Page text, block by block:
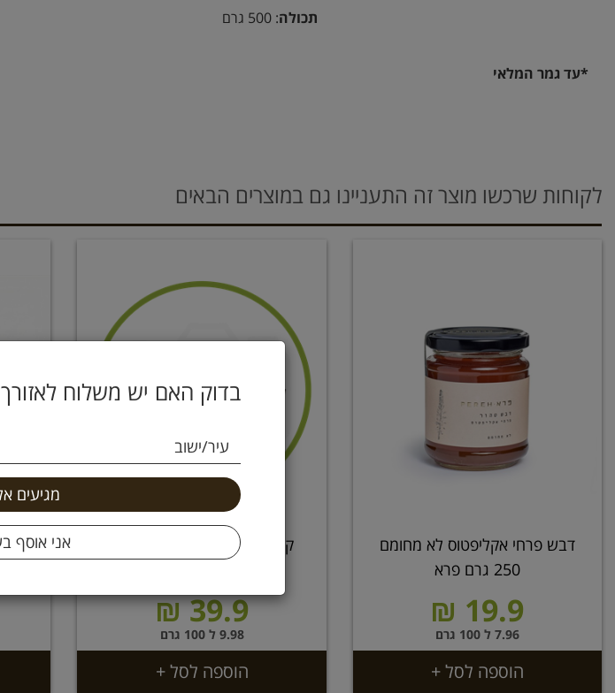
בדוק האם יש משלוח לאזורך
עיר/ישוב
תכולה: 500 גרם
*עד גמר המלאי
לקוחות שרכשו מוצר זה התעניינו גם במוצרים הבאים
דבש פרחי אקליפטוס לא מחומם
250 גרם פרא
19.9 ₪
7.96 ל 100 גרם
הוספה לסל +
39.9 ₪
9.98 ל 100 גרם
הוספה לסל +